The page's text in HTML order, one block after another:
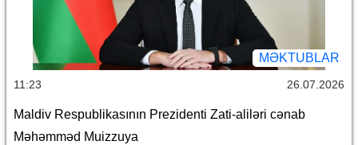
MƏKTUBLAR
11:23 26.07.2026
Maldiv Respublikasının Prezidenti Zati-aliləri cənab
Məhəmməd Muizzuya